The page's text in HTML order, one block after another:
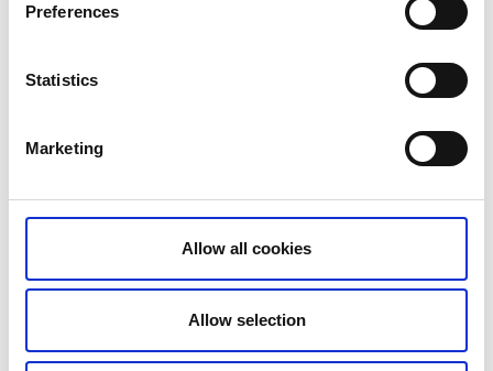
Preferences
Statistics
Marketing
Allow all cookies
Allow selection
gårdsbutiken som lyfter fram lokala aktörer i hyllorna
konstutställningen där bygdens kreatörer får ta plats.
4. Varnhems klosterkafé